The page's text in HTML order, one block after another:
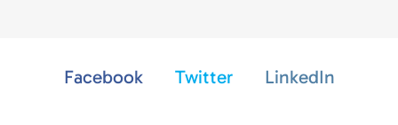
Facebook Twitter LinkedIn